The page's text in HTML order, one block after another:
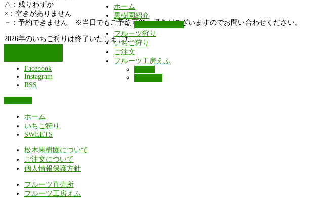
ホーム
果樹園紹介
フルーツ狩り
いちご狩り
ご注文
フルーツ工房えふ
△：残りわずか
×：空きがありません
－：予約できません ※当日でもご予約可能な場合がございますのでお問い合わせください。
2026年のいちご狩りは終了いたしました。
Facebook
Instagram
RSS
ホーム
いちご狩り
SWEETS
松木果樹園について
ご注文について
個人情報保護方針
フルーツ直売所
フルーツ工房えふ